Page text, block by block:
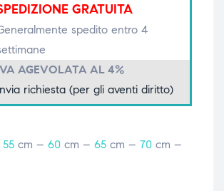
GRATUITA
spedito entro 4
AGEVOLATA AL 4%
richiesta (per gli aventi diritto)
55cm – 60cm – 65cm – 70cm –